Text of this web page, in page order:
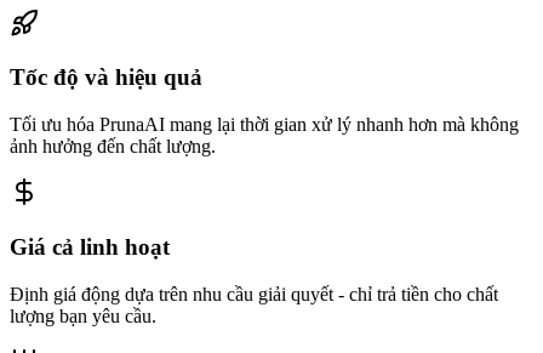
Tốc độ và hiệu quả
Tối ưu hóa PrunaAI mang lại thời gian xử lý nhanh hơn mà không
ảnh hưởng đến chất lượng.
Giá cả linh hoạt
Định giá động dựa trên nhu cầu giải quyết - chỉ trả tiền cho chất
lượng bạn yêu cầu.